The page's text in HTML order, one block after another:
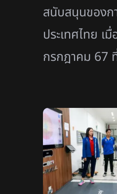
สนับสนุนของก
ประเทศไทย เ
กรกฎาคม 67